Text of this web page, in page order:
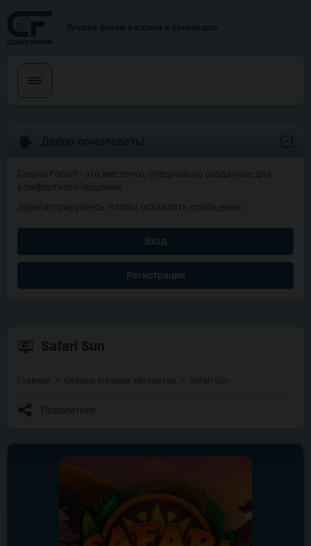
Safari Sun
Главная Обзоры игровых автоматов Safari Sun
Поделиться
Casino Forum - это местечко, специально созданное для
комфортного общения.
Зарегистрируйтесь, чтобы оставлять сообщения.
Вход
Регистрация